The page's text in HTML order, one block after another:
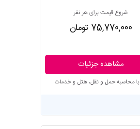
شروع قیمت برای هر نفر
75,770,000 تومان
مشاهده جزئیات
با محاسبه حمل و نقل، هتل و خدمات